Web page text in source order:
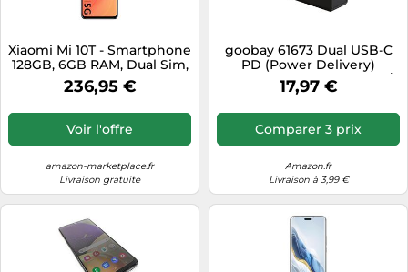
Xiaomi Mi 10T - Smartphone
128GB, 6GB RAM, Dual Sim,
Alexa Hands-Free, Argent
236,95 €
Voir l'offre
amazon-marketplace.fr
Livraison gratuite
goobay 61673 Dual USB-C
PD (Power Delivery)
Schnellladegerät (30 W) /
Quick Charge Netzteil für
Handy Ladegerät /
Ladeadapter für die
17,97 €
Comparer 3 prix
Amazon.fr
Livraison à 3,99 €